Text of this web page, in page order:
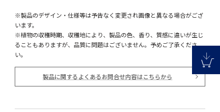
※製品のデザイン・仕様等は予告なく変更され画像と異なる場合がござ
います。
※植物の収穫時期、収穫地により、製品の色、香り、質感に違いが生じ
ることもありますが、品質に問題はございません。予めご了承くださ
い。
製品に関するよくあるお問合せ内容はこちらから